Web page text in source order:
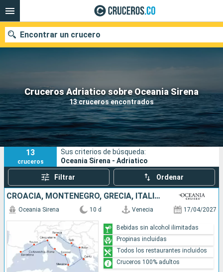
Cruceros Adriatico sobre Oceania Sirena
13 cruceros encontrados
Encontrar un crucero
Fecha de salida
Buscar
13
cruceros
Sus criterios de búsqueda:
Oceania Sirena - Adriatico
Filtrar Ordenar
CROACIA, MONTENEGRO, GRECIA, ITALIA, FRANCIA, ESPAÑA
Oceania Sirena 10 d Venecia 17/04/2027
Bebidas sin alcohol ilimitadas
Propinas incluidas
Todos los restaurantes incluidos
Cruceros 100% adultos